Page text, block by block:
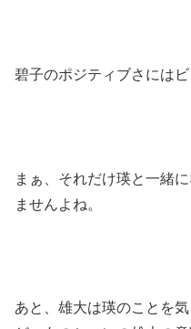
碧子のポジティブさにはビ
まぁ、それだけ瑛と一緒
ませんよね。
あと、雄大は瑛のことを